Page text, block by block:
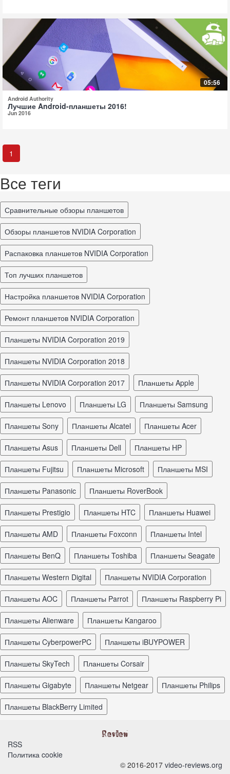
05:56
Android Authority
Лучшие Android-планшеты 2016!
Jun 2016
1
Все теги
Сравнительные обзоры планшетов
обзоры планшетов NVIDIA Corporation
распаковка планшетов NVIDIA Corporation
топ лучших планшетов
настройка планшетов NVIDIA Corporation
ремонт планшетов NVIDIA Corporation
планшеты NVIDIA Corporation 2019
планшеты NVIDIA Corporation 2018
планшеты NVIDIA Corporation 2017 планшеты Apple
планшеты Lenovo планшеты LG планшеты Samsung
планшеты Sony планшеты Alcatel планшеты Acer
планшеты Asus планшеты Dell планшеты HP
планшеты Fujitsu планшеты Microsoft планшеты MSI
планшеты Panasonic планшеты RoverBook
планшеты Prestigio планшеты HTC планшеты Huawei
планшеты AMD планшеты Foxconn планшеты Intel
планшеты BenQ планшеты Toshiba планшеты Seagate
планшеты Western Digital планшеты NVIDIA Corporation
планшеты AOC планшеты Parrot планшеты Raspberry Pi
планшеты Alienware планшеты Kangaroo
планшеты CyberpowerPC планшеты iBUYPOWER
планшеты SkyTech планшеты Corsair
планшеты Gigabyte планшеты Netgear планшеты Philips
планшеты BlackBerry Limited
RSS
Политика cookie
© 2016-2017 video-reviews.org